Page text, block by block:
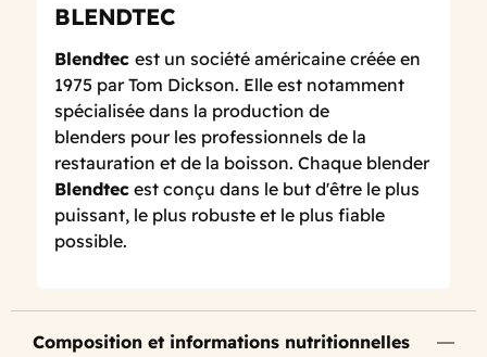
BLENDTEC
Blendtec est un société américaine créée en
1975 par Tom Dickson. Elle est notamment
spécialisée dans la production de
blenders pour les professionnels de la
restauration et de la boisson. Chaque blender
Blendtec est conçu dans le but d'être le plus
puissant, le plus robuste et le plus fiable
possible.
Composition et informations nutritionnelles